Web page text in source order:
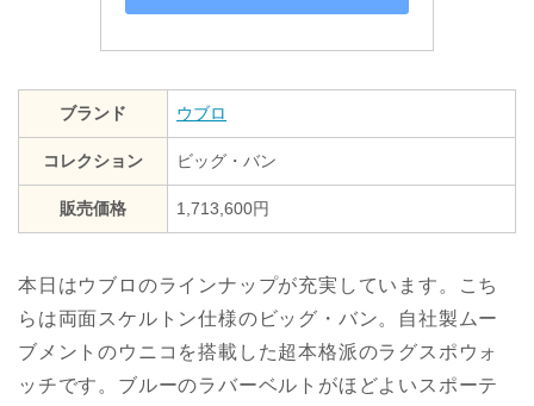
ブランド ウブロ
コレクション ビッグ・バン
販売価格 1,713,600円
本日はウブロのラインナップが充実しています。こち
らは両面スケルトン仕様のビッグ・バン。自社製ムー
ブメントのウニコを搭載した超本格派のラグスポウォ
ッチです。ブルーのラバーベルトがほどよいスポーテ